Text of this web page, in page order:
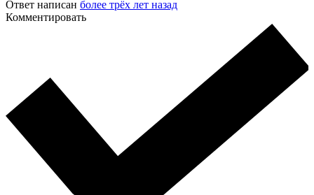
Ответ написан более трёх лет назад
Комментировать